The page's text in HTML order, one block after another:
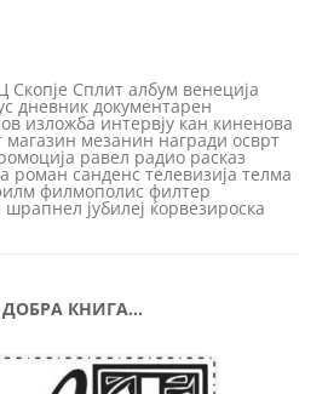
Скопје Сплит албум венеција
дневник документарен
изложба интервју кан киненова
магазин мезанин награди осврт
равел радио расказ
роман санденс телевизија телма
филмополис филтер
шрапнел јубилеј ќорвезироска
КНИГА…